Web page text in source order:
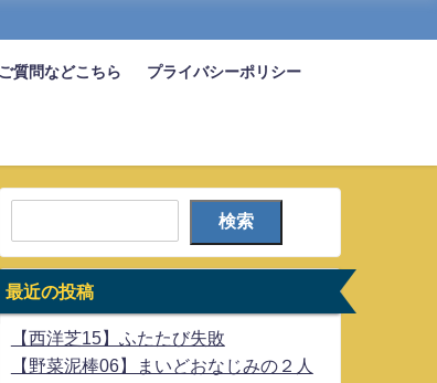
ご質問などこちら プライバシーポリシー
検索
最近の投稿
【西洋芝15】ふたたび失敗
【野菜泥棒06】まいどおなじみの２人